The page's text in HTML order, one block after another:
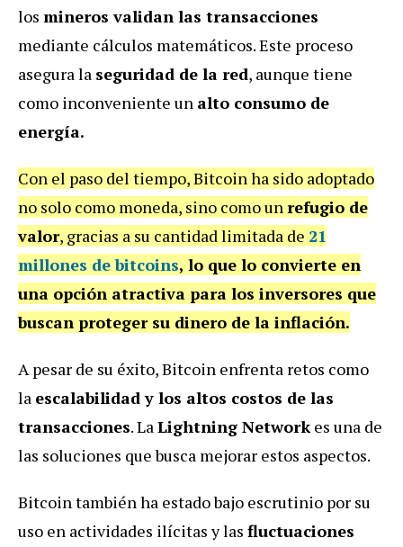
los mineros validan las transacciones
mediante cálculos matemáticos. Este proceso
asegura la seguridad de la red, aunque tiene
como inconveniente un alto consumo de
energía.
Con el paso del tiempo, Bitcoin ha sido adoptado
no solo como moneda, sino como unrefugio de
valor, gracias a su cantidad limitada de 21
millones de bitcoins, lo que lo convierte en
una opción atractiva para los inversores que
buscan proteger su dinero de la inflación.
A pesar de su éxito, Bitcoin enfrenta retos como
la escalabilidad y los altos costos de las
transacciones. LaLightning Networkes una de
las soluciones que busca mejorar estos aspectos.
Bitcoin también ha estado bajo escrutinio por su
uso en actividades ilícitas y las fluctuaciones